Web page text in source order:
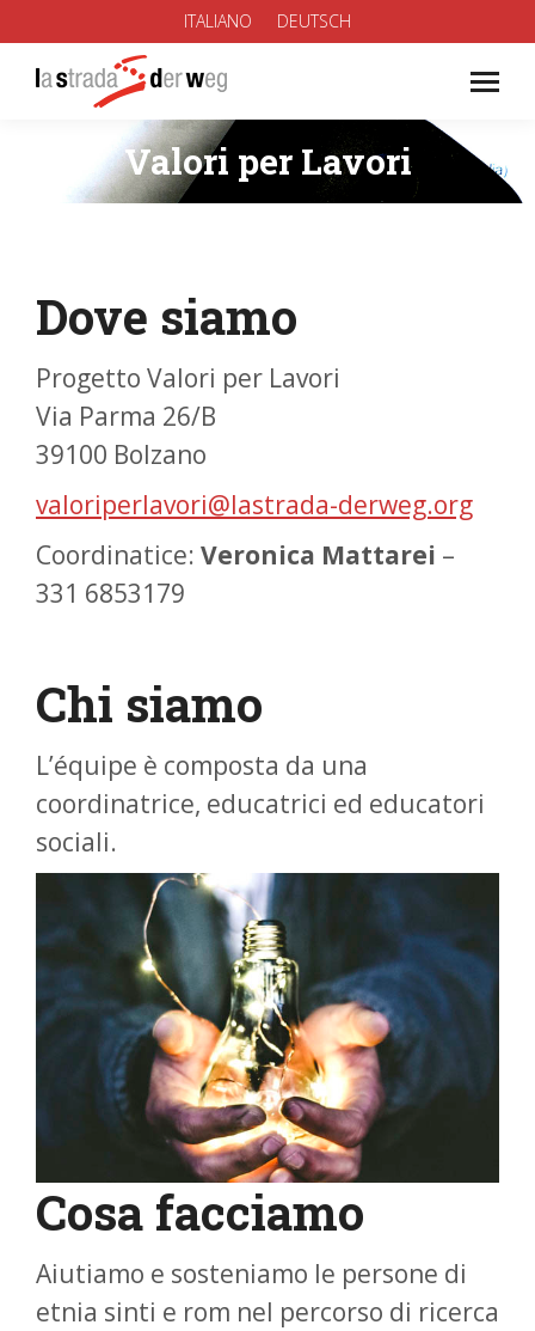
ITALIANO DEUTSCH
Valori per Lavori
You are here:
Dove siamo
Progetto Valori per Lavori
Via Parma 26/B
39100 Bolzano
valoriperlavori@lastrada-derweg.org
Coordinatice: Veronica Mattarei –
331 6853179
Chi siamo
L’équipe è composta da una
coordinatrice, educatrici ed educatori
sociali.
Cosa facciamo
Aiutiamo e sosteniamo le persone di
etnia sinti e rom nel percorso di ricerca